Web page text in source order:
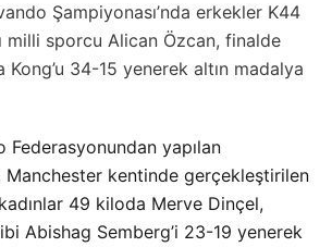
Şampiyonası’nda erkekler K44
milli sporcu Alican Özcan, finalde
Kong’u 34-15 yenerek altın madalya
Federasyonundan yapılan
Manchester kentinde gerçekleştirilen
49 kiloda Merve Dinçel,
Abishag Semberg’i 23-19 yenerek